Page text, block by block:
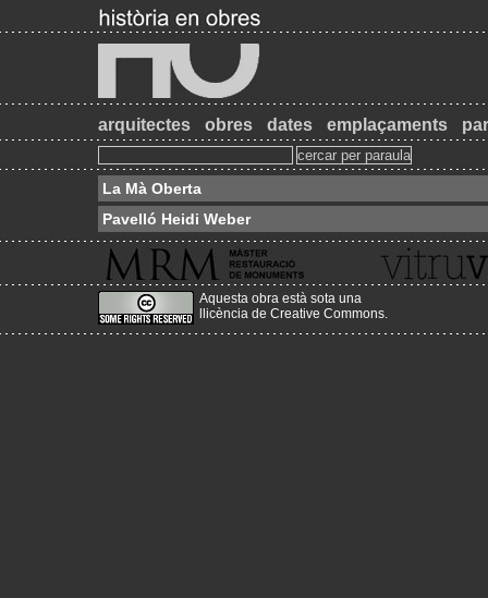
arquitectes obres dates emplaçaments
La Mà Oberta
Pavelló Heidi Weber
Aquesta obra està sota una
llicència de Creative Commons.